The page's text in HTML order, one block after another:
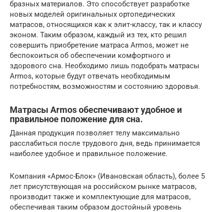
бразных материалов. Это способствует разработке
новых моделей оригинальных ортопедических
матрасов, относящихся как к элит-классу, так и классу
эконом. Таким образом, каждый из тех, кто решил
совершить приобретение матраса Armos, может не
беспокоиться об обеспечении комфортного и
здорового сна. Необходимо лишь подобрать матрасы
Armos, которые будут отвечать необходимым
потребностям, возможностям и состоянию здоровья.
Матрасы Armos обеспечивают удобное и
правильное положение для сна.
Данная продукция позволяет телу максимально
расслабиться после трудового дня, ведь принимается
наиболее удобное и правильное положение.
Компания «Армос-Блок» (Ивановская область), более 5
лет присутствующая на российском рынке матрасов,
производит также и комплектующие для матрасов,
обеспечивая таким образом достойный уровень